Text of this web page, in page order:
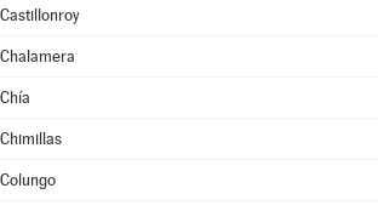
Castillonroy
Chalamera
Chía
Chimillas
Colungo